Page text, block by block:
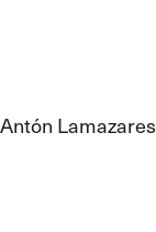
Antón Lamazares